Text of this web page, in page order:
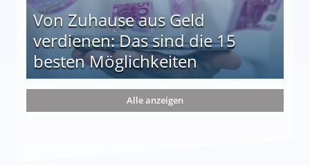
Von Zuhause aus Geld
verdienen: Das sind die 15
besten Möglichkeiten
die 15 besten Möglichkeiten
Alle anzeigen